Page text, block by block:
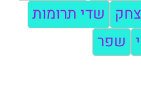
שדי תרומות
שפר